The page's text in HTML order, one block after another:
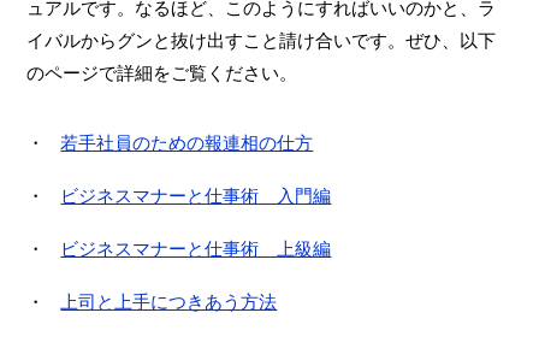
ュアルです。なるほど、このようにすればいいのかと、ラ
イバルからグンと抜け出すこと請け合いです。ぜひ、以下
のページで詳細をご覧ください。
若手社員のための報連相の仕方
ビジネスマナーと仕事術 入門編
ビジネスマナーと仕事術 上級編
上司と上手につきあう方法